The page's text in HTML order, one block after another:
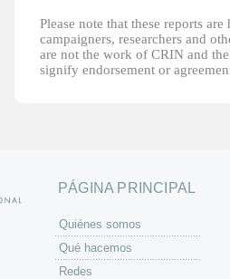
Please note that these reports
campaigners, researchers and
are not the work of CRIN and
signify endorsement or
PÁGINA PRINCIPAL
Quiénes somos
Qué hacemos
Redes